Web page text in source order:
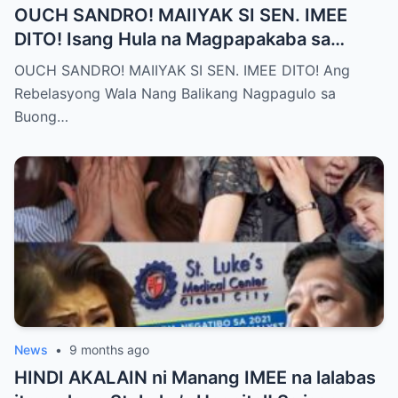
OUCH SANDRO! MAIIYAK SI SEN. IMEE
DITO! Isang Hula na Magpapakaba sa
Buong Bansa! Ano ang matinding nangyari
sa pagitan nila?
OUCH SANDRO! MAIIYAK SI SEN. IMEE DITO! Ang
Rebelasyong Wala Nang Balikang Nagpagulo sa
Buong…
News • 9 months ago
HINDI AKALAIN ni Manang IMEE na lalabas